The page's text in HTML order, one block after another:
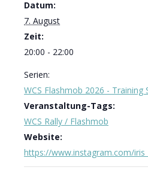
Datum:
7. August
Zeit:
20:00 - 22:00
Serien:
WCS Flashmob 2026 - Training
Veranstaltung-Tags:
WCS Rally / Flashmob
Website:
https://www.instagram.com/